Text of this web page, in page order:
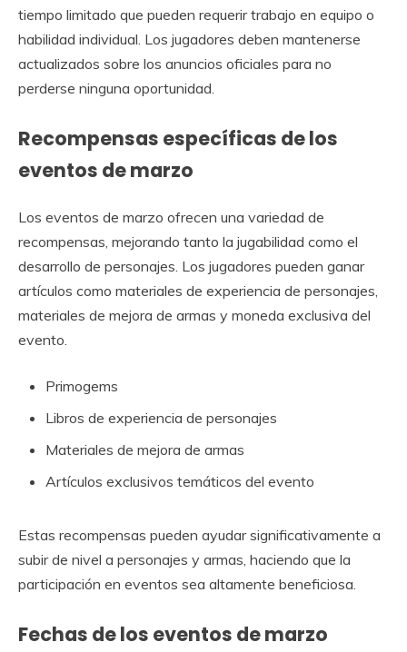
tiempo limitado que pueden requerir trabajo en equipo o
habilidad individual. Los jugadores deben mantenerse
actualizados sobre los anuncios oficiales para no
perderse ninguna oportunidad.
Recompensas específicas de los
eventos de marzo
Los eventos de marzo ofrecen una variedad de
recompensas, mejorando tanto la jugabilidad como el
desarrollo de personajes. Los jugadores pueden ganar
artículos como materiales de experiencia de personajes,
materiales de mejora de armas y moneda exclusiva del
evento.
Primogems
Libros de experiencia de personajes
Materiales de mejora de armas
Artículos exclusivos temáticos del evento
Estas recompensas pueden ayudar significativamente a
subir de nivel a personajes y armas, haciendo que la
participación en eventos sea altamente beneficiosa.
Fechas de los eventos de marzo